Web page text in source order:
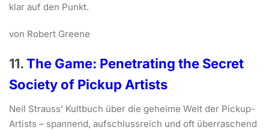
klar auf den Punkt.
von Robert Greene
11.The Game: Penetrating the Secret
Society of Pickup Artists
Neil Strauss’ Kultbuch über die geheime Welt der Pickup-
Artists – spannend, aufschlussreich und oft überraschend